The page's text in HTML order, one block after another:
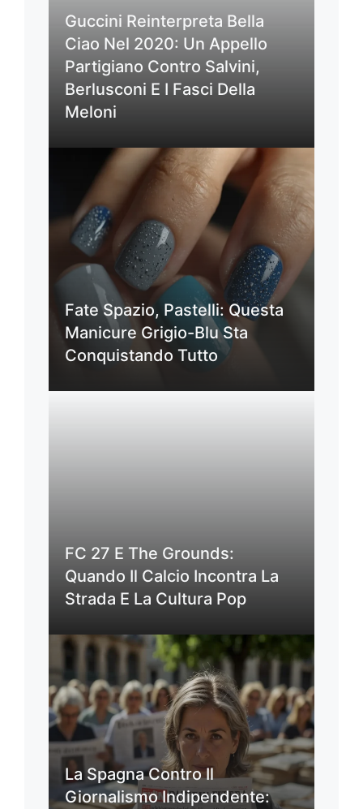
Guccini Reinterpreta Bella
Ciao Nel 2020: Un Appello
Partigiano Contro Salvini,
Berlusconi E I Fasci Della
Meloni
Fate Spazio, Pastelli: Questa
Manicure Grigio-Blu Sta
Conquistando Tutto
FC 27 E The Grounds:
Quando Il Calcio Incontra La
Strada E La Cultura Pop
La Spagna Contro Il
Giornalismo Indipendente: